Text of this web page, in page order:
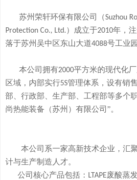
苏州荣轩环保有限公司（Suzhou
Protection Co., Ltd.）成立于2010年，
落于苏州吴中区东山大道4088号工业园
本公司拥有2000平方米的现代化
区域，内部实行5S管理体系，设有销
部、行政部、生产部、工程部等多个
尚热能装备（苏州）有限公司”。
本公司系一家高新技术企业，汇
计与生产制造人才。
公司核心产品包括： LTAPE废酸蒸